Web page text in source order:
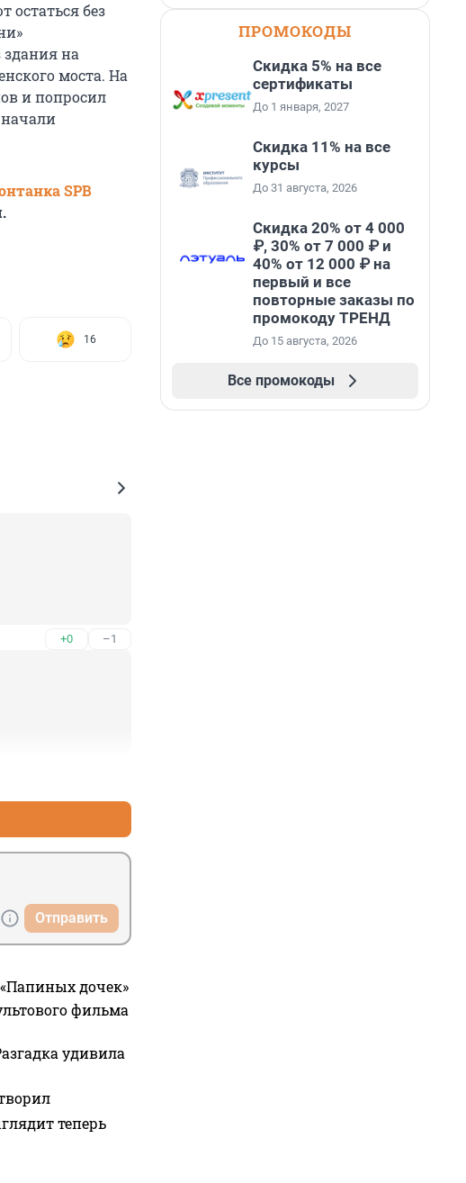
остаться без
здания на
моста. На
и попросил
начали
SPB
16
+0 –1
Отправить
дочек»
фильма
удивила
теперь
ПРОМОКОДЫ
Скидка 5% на все
сертификаты
До 1 января, 2027
Скидка 11% на все
курсы
До 31 августа, 2026
Скидка 20% от 4 000
₽, 30% от 7 000 ₽ и
40% от 12 000 ₽ на
первый и все
повторные заказы по
промокоду ТРЕНД
До 15 августа, 2026
Все промокоды